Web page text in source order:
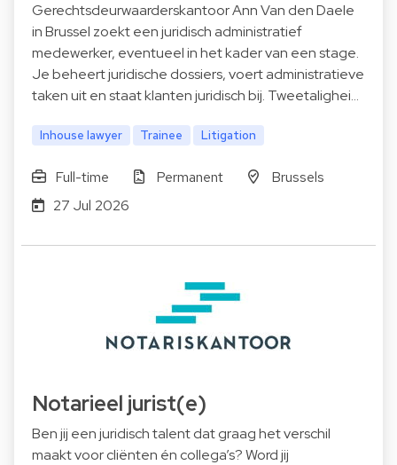
Gerechtsdeurwaarderskantoor Ann Van den Daele
in Brussel zoekt een juridisch administratief
medewerker, eventueel in het kader van een stage.
Je beheert juridische dossiers, voert administratieve
taken uit en staat klanten juridisch bij. Tweetalighei…
Inhouse lawyer Trainee Litigation
Full-time Permanent
Brussels
27 Jul 2026
Notarieel jurist(e)
Ben jij een juridisch talent dat graag het verschil
maakt voor cliënten én collega’s? Word jij